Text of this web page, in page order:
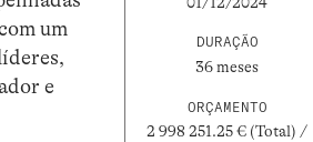
um
e
DURAÇÃO
36 meses
ORÇAMENTO
2 998 251.25 € (Total) /